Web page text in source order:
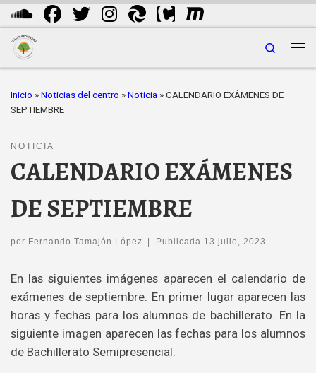
Saltar al contenido
Search
Inicio » Noticias del centro » Noticia » CALENDARIO EXÁMENES DE
SEPTIEMBRE
NOTICIA
CALENDARIO EXÁMENES
DE SEPTIEMBRE
por Fernando Tamajón López Publicada 13 julio, 2023
En las siguientes imágenes aparecen el calendario de
exámenes de septiembre. En primer lugar aparecen las
horas y fechas para los alumnos de bachillerato. En la
siguiente imagen aparecen las fechas para los alumnos
de Bachillerato Semipresencial.